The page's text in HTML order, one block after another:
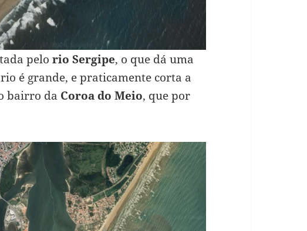
pelo rio Sergipe, o que dá uma
é grande, e praticamente corta a
bairro da Coroa do Meio, que por